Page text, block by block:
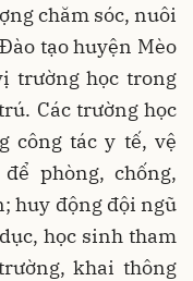
chăm sóc, nuôi
tạo huyện Mèo
trường học trong
Các trường học
công tác y tế, vệ
phòng, chống,
huy động đội ngũ
học sinh tham
khai thông